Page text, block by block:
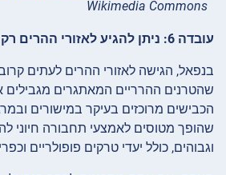
Wikimedia Commons
עובדה 6: ניתן להגיע לאזורי ההרים רק במטוס
בנפאל, הגישה לאזורי ההרים לעתים
שהטרנים ההרריים המאתגרים
הכבישים מרוכזים בעיקר במישורים
שהופך מטוסים לאמצעי תחבורה חיוני
וגבוהים, כולל יעדי טרקים פופולריים